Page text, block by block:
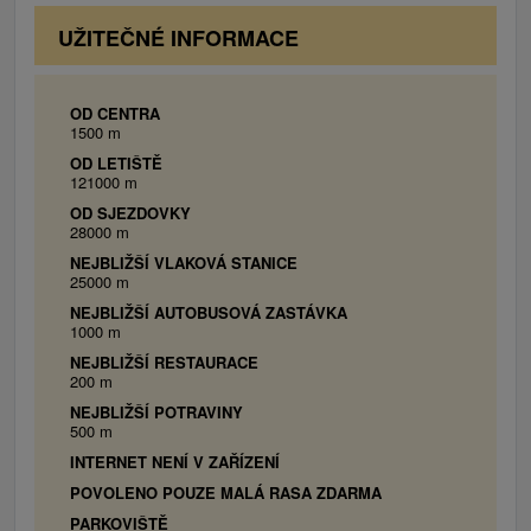
môže byť aj návšteva aquaparku Meander Park v
Oraviciach. V zimnom období návštevníci uvítajú
Rabčice, Sihelné, Polhorská hrádok, Brezovica ai.).
UŽITEČNÉ INFORMACE
OD CENTRA
1500 m
OD LETIŠTĚ
121000 m
OD SJEZDOVKY
28000 m
NEJBLIŽŠÍ VLAKOVÁ STANICE
25000 m
NEJBLIŽŠÍ AUTOBUSOVÁ ZASTÁVKA
1000 m
NEJBLIŽŠÍ RESTAURACE
200 m
NEJBLIŽŠÍ POTRAVINY
500 m
INTERNET NENÍ V ZAŘÍZENÍ
POVOLENO POUZE MALÁ RASA ZDARMA
PARKOVIŠTĚ